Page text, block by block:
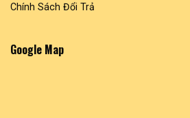
Chính Sách Đổi Trả
Google Map